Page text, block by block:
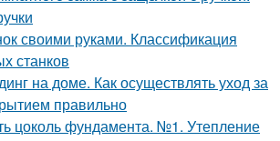
своими руками. Классификация
станков
на доме. Как осуществлять уход за
правильно
цоколь фундамента. №1. Утепление